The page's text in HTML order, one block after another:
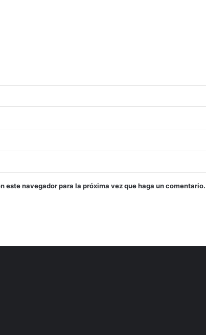
navegador para la próxima vez que haga un comentario.